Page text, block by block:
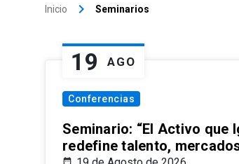
Inicio keyboard_arrow_right Seminarios
19 AGO
Conferencias
Seminario: “El Activo que
redefine talento,